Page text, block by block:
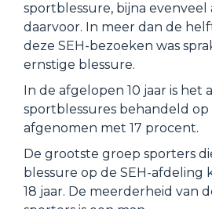
sportblessure, bijna evenveel
daarvoor. In meer dan de
deze SEH-bezoeken was
ernstige blessure.
In de afgelopen 10 jaar is het
sportblessures behandeld op
afgenomen met 17 procent.
De grootste groep sporters
blessure op de SEH-afdeling
18 jaar. De meerderheid van